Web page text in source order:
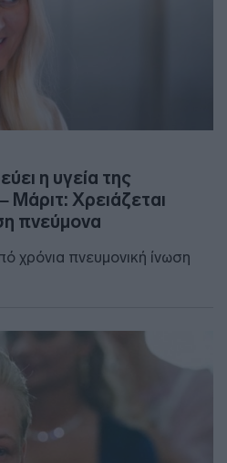
η υγεία της
Μάριτ: Χρειάζεται
πνεύμονα
χρόνια πνευμονική ίνωση